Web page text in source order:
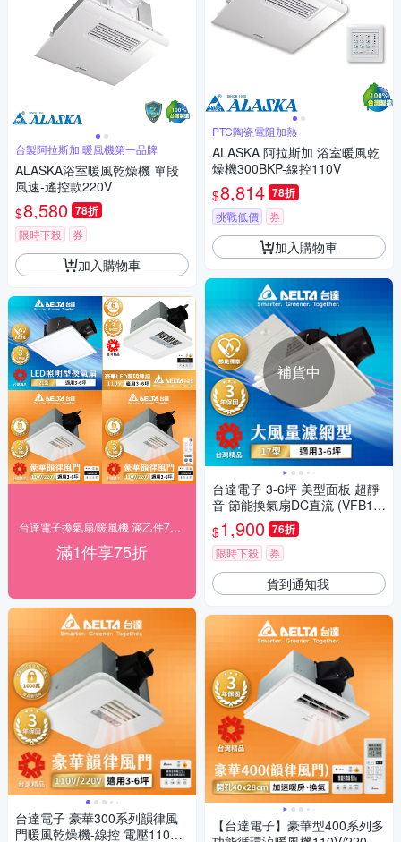
台製阿拉斯加 暖風機第一品牌
ALASKA浴室暖風乾燥機 單段
風速-遙控款220V
$8,580 78折
限時下殺 券
加入購物車
滿1件享75折
台達電子 豪華300系列韻律風
門暖風乾燥機-線控 電壓110V
PTC陶瓷電阻加熱
ALASKA 阿拉斯加 浴室暖風乾
燥機300BKP-線控110V
$8,814 78折
挑戰低價 券
加入購物車
補貨中
台達電子 3-6坪 美型面板 超靜
音 節能換氣扇DC直流 (VFB17
ABT-F)
$1,900 76折
限時下殺 券
貨到通知我
【台達電子】豪華型400系列多